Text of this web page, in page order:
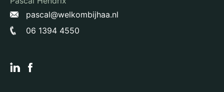
pascal@welkombijhaa.nl
06 1394 4550